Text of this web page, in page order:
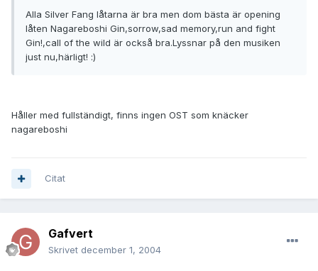
Alla Silver Fang låtarna är bra men dom bästa är opening
låten Nagareboshi Gin,sorrow,sad memory,run and fight
Gin!,call of the wild är också bra.Lyssnar på den musiken
just nu,härligt! :)
Håller med fullständigt, finns ingen OST som knäcker
nagareboshi
Citat
Gafvert
Skrivet december 1, 2004